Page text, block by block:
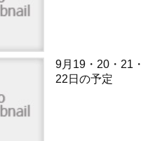
9月19・20・21・
22日の予定